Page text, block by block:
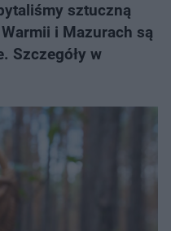
sztuczną
i Mazurach są
Szczegóły w